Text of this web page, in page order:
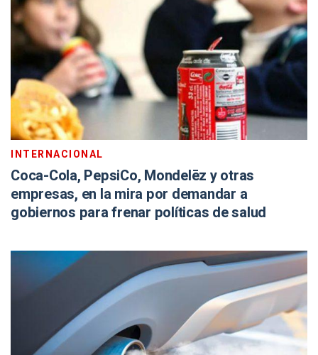
INTERNACIONAL
Coca-Cola, PepsiCo, Mondelēz y otras
empresas, en la mira por demandar a
gobiernos para frenar políticas de salud